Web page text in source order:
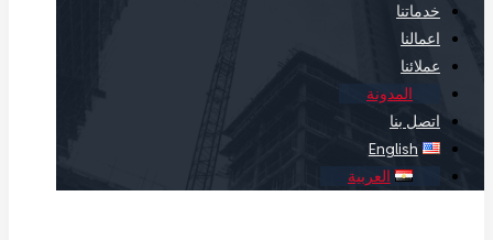
خدماتنا
اعمالنا
عملائنا
المدونة
اتصل بنا
English
العربية